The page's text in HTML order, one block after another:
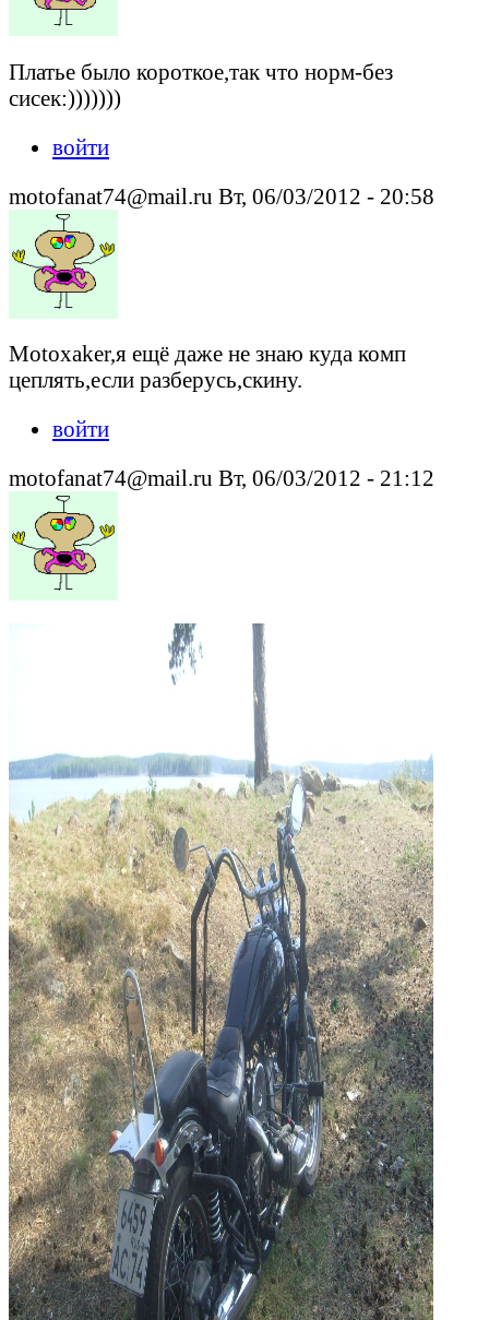
Платье было короткое,так что норм-без
сисек:)))))))
войти
motofanat74@mail.ru Вт, 06/03/2012 - 20:58
Motoxaker,я ещё даже не знаю куда комп
цеплять,если разберусь,скину.
войти
motofanat74@mail.ru Вт, 06/03/2012 - 21:12